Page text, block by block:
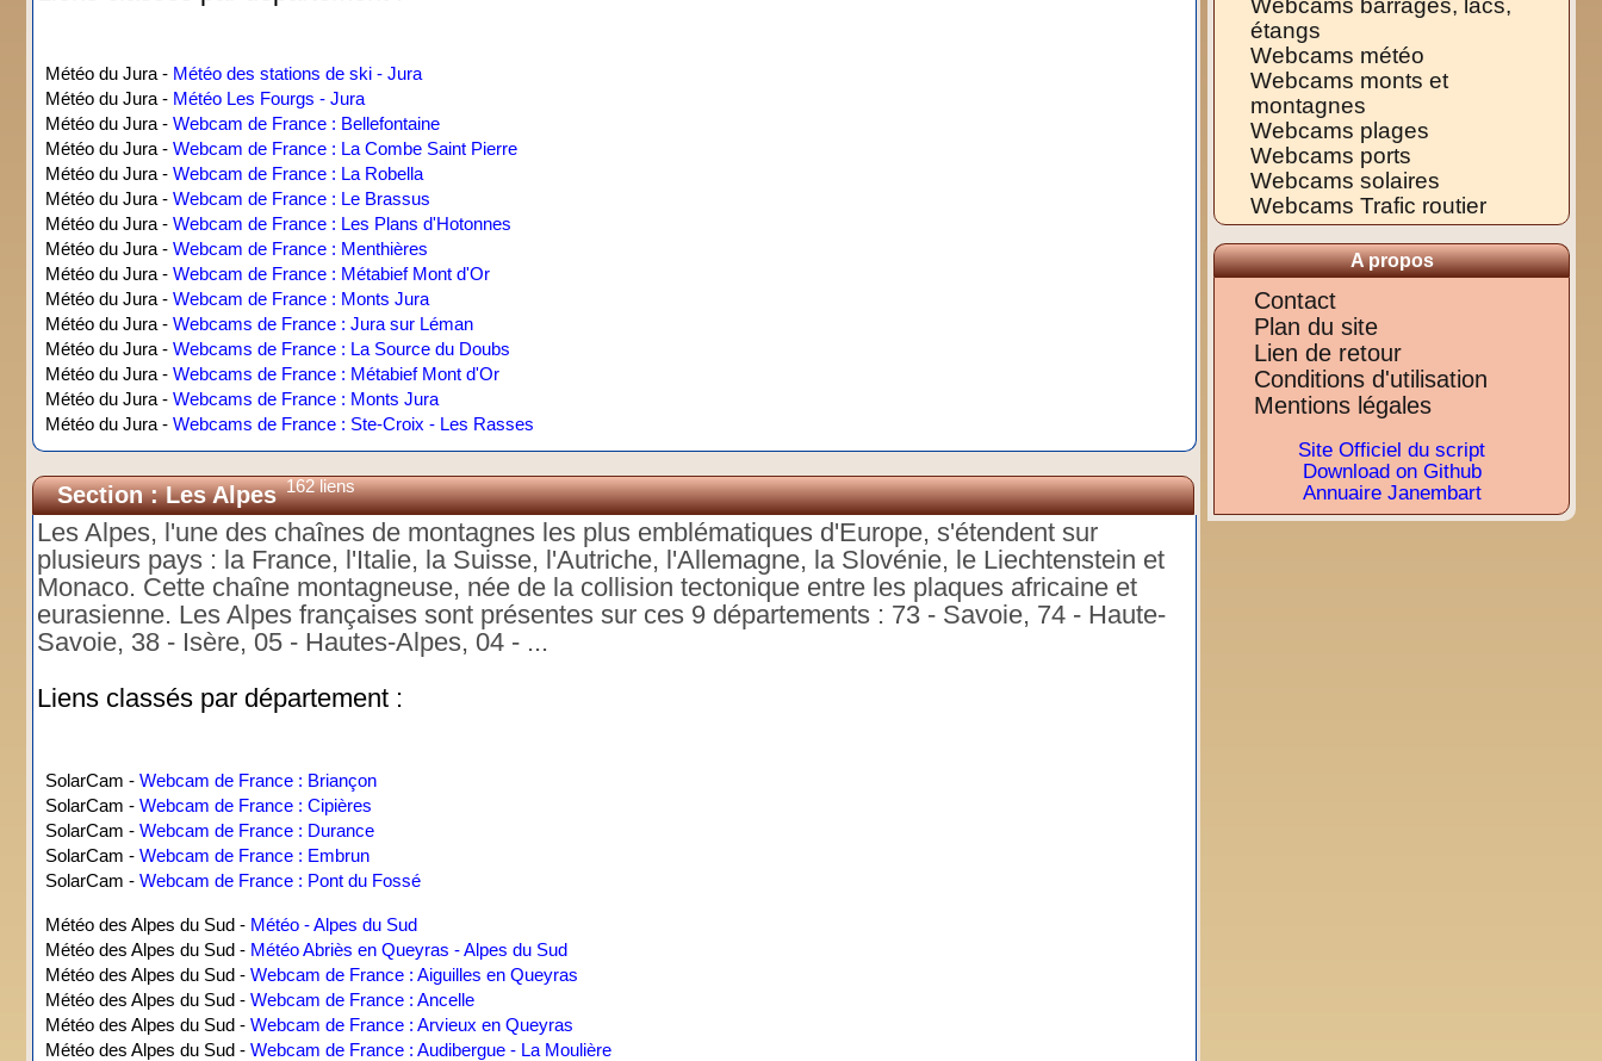
Météo du Jura - Météo des stations de ski - Jura
Météo du Jura - Météo Les Fourgs - Jura
Météo du Jura - Webcam de France : Bellefontaine
Météo du Jura - Webcam de France : La Combe Saint Pierre
Météo du Jura - Webcam de France : La Robella
Météo du Jura - Webcam de France : Le Brassus
Météo du Jura - Webcam de France : Les Plans d'Hotonnes
Météo du Jura - Webcam de France : Menthières
Météo du Jura - Webcam de France : Métabief Mont d'Or
Météo du Jura - Webcam de France : Monts Jura
Météo du Jura - Webcams de France : Jura sur Léman
Météo du Jura - Webcams de France : La Source du Doubs
Météo du Jura - Webcams de France : Métabief Mont d'Or
Météo du Jura - Webcams de France : Monts Jura
Météo du Jura - Webcams de France : Ste-Croix - Les Rasses
Section : Les Alpes 162 liens
Les Alpes, l'une des chaînes de montagnes les plus emblématiques d'Europe, s'étendent sur
plusieurs pays : la France, l'Italie, la Suisse, l'Autriche, l'Allemagne, la Slovénie, le Liechtenstein et
Monaco. Cette chaîne montagneuse, née de la collision tectonique entre les plaques africaine et
eurasienne. Les Alpes françaises sont présentes sur ces 9 départements : 73 - Savoie, 74 - Haute-
Savoie, 38 - Isère, 05 - Hautes-Alpes, 04 - ...
Liens classés par département :
SolarCam - Webcam de France : Briançon
SolarCam - Webcam de France : Cipières
SolarCam - Webcam de France : Durance
SolarCam - Webcam de France : Embrun
SolarCam - Webcam de France : Pont du Fossé
Météo des Alpes du Sud - Météo - Alpes du Sud
Météo des Alpes du Sud - Météo Abriès en Queyras - Alpes du Sud
Météo des Alpes du Sud - Webcam de France : Aiguilles en Queyras
Météo des Alpes du Sud - Webcam de France : Ancelle
Météo des Alpes du Sud - Webcam de France : Arvieux en Queyras
Météo des Alpes du Sud - Webcam de France : Audibergue - La Moulière
Webcams barrages, lacs,
étangs
Webcams météo
Webcams monts et
montagnes
Webcams plages
Webcams ports
Webcams solaires
Webcams Trafic routier
A propos
Contact
Plan du site
Lien de retour
Conditions d'utilisation
Mentions légales
Site Officiel du script
Download on Github
Annuaire Janembart